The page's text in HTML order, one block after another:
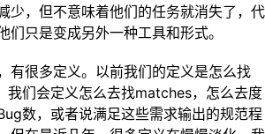
少，但不意味着他们的任务就消失了，代
们只是变成另外一种工具和形式。
有很多定义。以前我们的定义是怎么找
我们会定义怎么去找matches，怎么去度
数，或者说满足这些需求输出的规范程